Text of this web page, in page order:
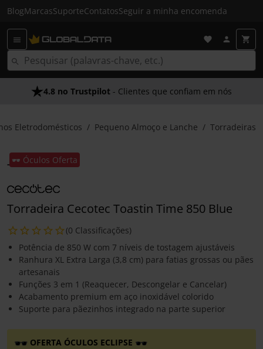
BlogMarcasSuporteContatosSeguir a minha encomenda
4.8 no Trustpilot - Clientes que confiam em nós
Eletrodomésticos Pequeno Almoço e Lanche Torradeiras
🕶️ Óculos Oferta
Torradeira Cecotec Toastin Time 850 Blue
(0 Classificações)
Potência de 850 W com 7 níveis de tostagem ajustáveis
Ranhura XL Extra Larga (3,8 cm) para fatias grossas ou pães
artesanais
Funções 3 em 1 (Reaquecer, Descongelar e Cancelar)
Acabamento premium em aço inoxidável colorido
Suporte para pãezinhos integrado na parte superior
OFERTA ÓCULOS ECLIPSE